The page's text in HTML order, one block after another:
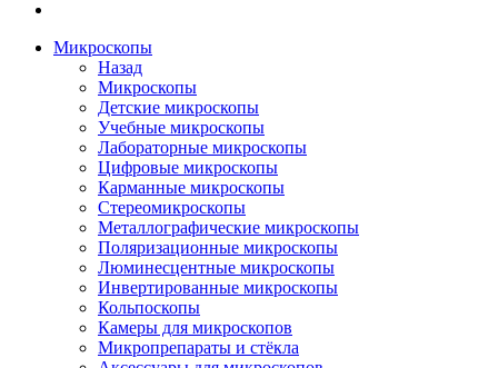
Микроскопы
Назад
Микроскопы
Детские микроскопы
Учебные микроскопы
Лабораторные микроскопы
Цифровые микроскопы
Карманные микроскопы
Стереомикроскопы
Металлографические микроскопы
Поляризационные микроскопы
Люминесцентные микроскопы
Инвертированные микроскопы
Кольпоскопы
Камеры для микроскопов
Микропрепараты и стёкла